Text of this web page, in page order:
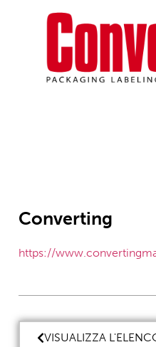
Converting
https://
VISUALIZZA